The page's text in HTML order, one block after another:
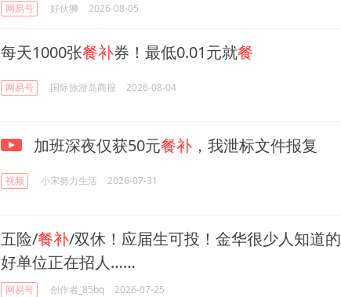
网易号 好伙狮 2026-08-05
每天1000张餐补券！最低0.01元就餐
网易号 国际旅游岛商报 2026-08-04
加班深夜仅获50元餐补 ，我泄标文件报复
视频 小宋努力生活 2026-07-31
五险/餐补/双休！应届生可投！金华很少人知道的
好单位正在招人……
网易号 创作者_85bq 2026-07-25